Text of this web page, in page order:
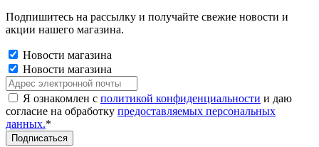
Подпишитесь на рассылку и получайте свежие новости и
акции нашего магазина.
Новости магазина
Новости магазина
Я ознакомлен с политикой конфиденциальности и даю
согласие на обработку предоставляемых персональных
данных.*